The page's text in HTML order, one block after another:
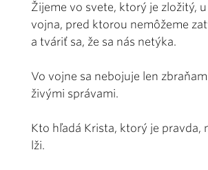
Žijeme vo svete, ktorý je zložitý,
vojna, pred ktorou nemôžeme
a tváriť sa, že sa nás netýka.
Vo vojne sa nebojuje len
živými správami.
Kto hľadá Krista, ktorý je pravda,
lži.